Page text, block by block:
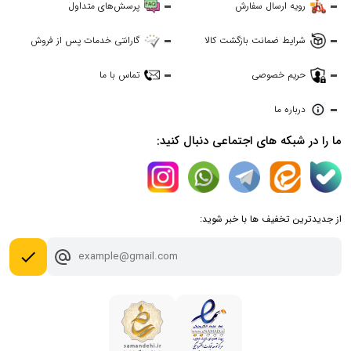
آبی سافایر (Sapphire):
رنگ آبی ملایم و چشم نواز که ظاهری
منحصر به فرد به دستگاه می‌بخشد.
ماسه سنگی (Sandstone):
رنگ کرم روشن و گرم که حس
رویه ارسال سفارش پرسش‌های متداول
شرایط ضمانت بازگشت کالا گارانتی خدمات پس از فروش
حریم خصوصی تماس با ما
درباره ما
ما را در شبکه های اجتماعی دنبال کنید:
از جدیدترین تخفیف ها با خبر شوید:
done